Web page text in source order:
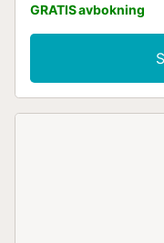
personer, en stor
har direkt utgång till
och soffa.
dubbelsäng
enkelsängar: 90x190.
GRATIS avbokning